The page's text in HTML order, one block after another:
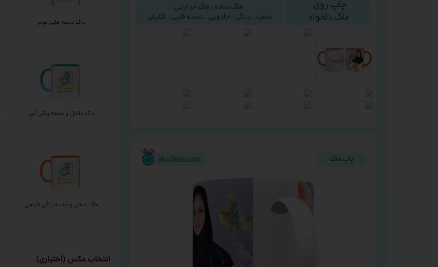
ماگ دسته قلبی قرمز
ماگ داخل و دسته رنگی آبی
ماگ داخل و دسته رنگی نارنجی
انتخاب عکس (اختیاری)